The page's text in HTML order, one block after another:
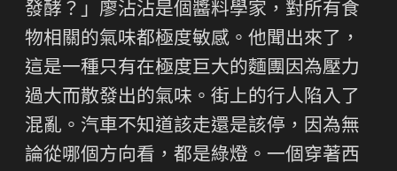
發酵？」廖沾沾是個醬料學家，對所有食
物相關的氣味都極度敏感。他聞出來了，
這是一種只有在極度巨大的麵團因為壓力
過大而散發出的氣味。街上的行人陷入了
混亂。汽車不知道該走還是該停，因為無
論從哪個方向看，都是綠燈。一個穿著西